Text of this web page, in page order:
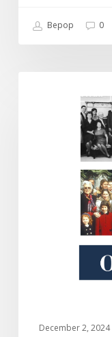
Bepop 0
DOKUMENTARI
December 2, 2024